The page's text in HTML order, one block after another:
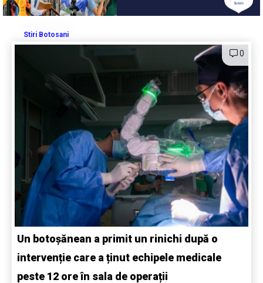
Stiri Botosani
0
Un botoșănean a primit un rinichi după o
intervenție care a ținut echipele medicale
peste 12 ore în sala de operații